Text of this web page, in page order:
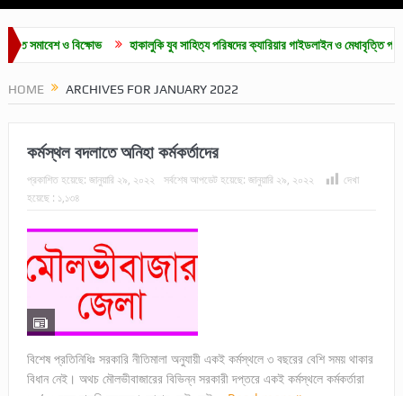
বিক্ষোভ হাকালুকি যুব সাহিত্য পরিষদের ক্যারিয়ার গাইডলাইন ও মেধাবৃত্তি প্রদান অনুষ্ঠান
HOME ARCHIVES FOR JANUARY 2022
কর্মস্থল বদলাতে অনিহা কর্মকর্তাদের
প্রকাশিত হয়েছে: জানুয়ারি ২৯, ২০২২ সর্বশেষ আপডেট হয়েছে: জানুয়ারি ২৯, ২০২২
দেখা
হয়েছে : ১,১৩৪
বিশেষ প্রতিনিধিঃ সরকারি নীতিমালা অনুযায়ী একই কর্মস্থলে ৩ বছরের বেশি সময় থাকার
বিধান নেই। অথচ মৌলভীবাজারের বিভিন্ন সরকারী দপ্তরে একই কর্মস্থলে কর্মকর্তারা